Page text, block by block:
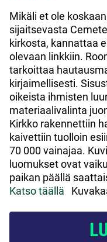
Mikäli et ole
sijaitsevasta
kirkosta, kannattaa
olevaan linkkiin.
tarkoittaa
kirjaimellisesti.
oikeista ihmisten
materiaalivalinta
Kirkko rakennettiin
kaivettiin tuolloin
70 000 vainajaa.
luomukset ovat
paikan päällä
Katso täällä